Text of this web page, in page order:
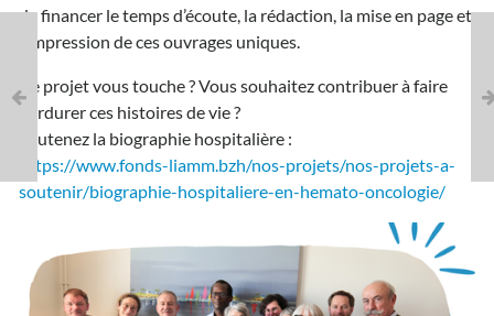
de financer le temps d’écoute, la rédaction, la mise en page et
l’impression de ces ouvrages uniques.
Ce projet vous touche ? Vous souhaitez contribuer à faire
perdurer ces histoires de vie ?
Soutenez la biographie hospitalière :
https://www.fonds-liamm.bzh/nos-projets/nos-projets-a-
soutenir/biographie-hospitaliere-en-hemato-oncologie/